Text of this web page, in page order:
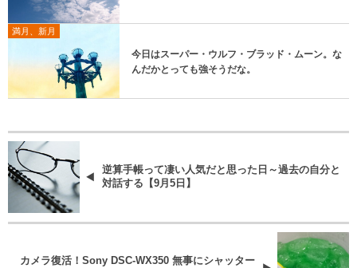
満月、新月
今日はスーパー・ウルフ・ブラッド・ムーン。な
んだかとっても強そうだな。
逆算手帳って凄い人気だと思った日～過去の自分と
対話する【9月5日】
カメラ復活！Sony DSC-WX350 無事にシャッター